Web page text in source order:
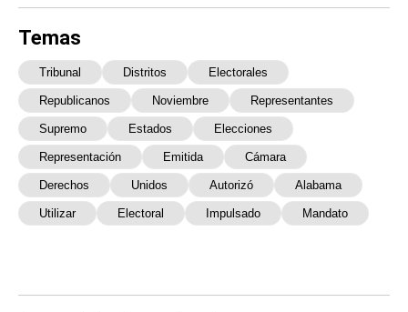
Temas
Tribunal Distritos Electorales
Republicanos Noviembre Representantes
Supremo Estados Elecciones
Representación Emitida Cámara
Derechos Unidos Autorizó Alabama
Utilizar Electoral Impulsado Mandato